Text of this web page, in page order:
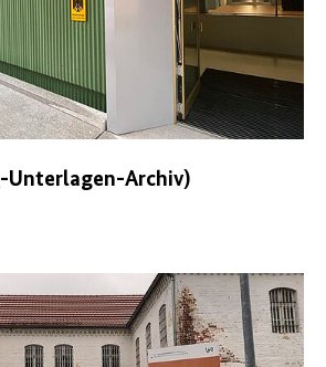
-Unterlagen-Archiv)